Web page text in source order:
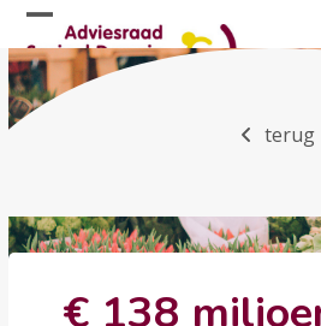
Skip
to
content
Open
mobile
menu
Close
mobile
menu
terug
€ 138